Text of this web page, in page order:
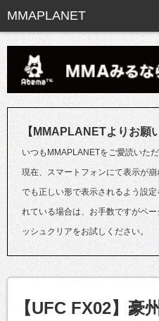
【MMAPLANETよりお願
いつもMMAPLANETをご愛読いた
現在、スマートフォンにて表示が
でも正しい形で表示されるよう設
れている場合は、お手数ですがペ
ッシュクリアをお試しください。
【UFC FX02】豪